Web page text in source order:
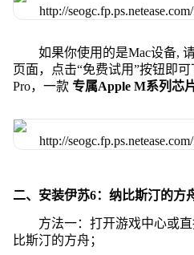
如果你使用的是Mac设备,
页面，点击“免费试用”按钮即
Pro，一款 专属Apple M系列芯
二、安装伊苏6：纳比斯汀的方
方法一：打开游戏中心或
比斯汀的方舟；